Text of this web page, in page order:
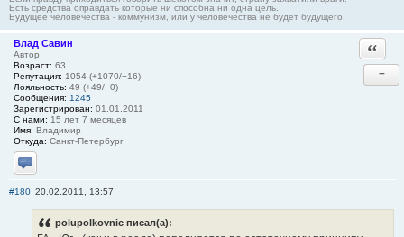
Есть средства оправдать которые ни способна ни одна цель.
Будущее человечества - коммунизм, или у человечества не будет будущего.
Влад Савин
Автор
Возраст: 63
Репутация: 1054 (+1070/−16)
Лояльность: 49 (+49/−0)
Сообщения: 1245
Зарегистрирован: 01.01.2011
С нами: 15 лет 7 месяцев
Имя: Владимир
Откуда: Санкт-Петербург
Отправить личное сообщение
−
#180 20.02.2011, 13:57
polupolkovnic писал(а):